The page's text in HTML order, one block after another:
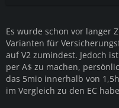
Es wurde schon vor langer
Varianten für
auf V2 zumindest. Jedoch
per A$ zu machen,
das 5mio innerhalb von
im Vergleich zu den EC